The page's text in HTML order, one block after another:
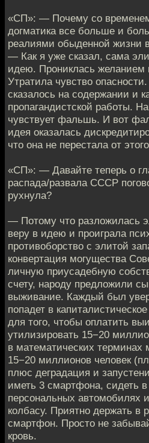
«СП»: — Почему со
догматика все больше и
реалиями обыденной жизни
— Как я уже сказал, сама
идею. Прониклась желанием
Утратила чувство
сказалось на содержании и
пропагандистской работы.
чувствует фальшь. И вот
идея оказалась
что она не перестала от
«СП»: — Давайте теперь о
распада/развала СССР
рухнула?
— Потому что разложилась
веру в идею и проиграла
противоборство с элитой
конвертация могущества
личную приусадебную
счету, народу предложили
выживание. Каждый был
попадет в
для того, чтобы оплатить
утилизировать 15−20
в математических терминах
15−20 миллионов человек
плюс деградация и
иметь 3 смартфона, сидеть в
персональных автомобилях
колбасу. Приятно держать в
смартфон. Просто не
кровь.